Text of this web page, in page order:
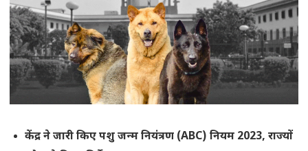
केंद्र ने जारी किए पशु जन्म नियंत्रण (ABC) नियम 2023, राज्यों